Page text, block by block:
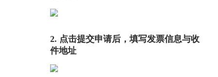
2. 点击提交申请后，填写发票信息与收
件地址